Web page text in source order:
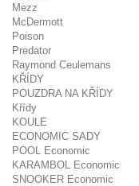
Mezz
McDermott
Poison
Predator
Raymond Ceulemans
KŘÍDY
POUZDRA NA KŘÍDY
Křídy
KOULE
ECONOMIC SADY
POOL Economic
KARAMBOL Economic
SNOOKER Economic